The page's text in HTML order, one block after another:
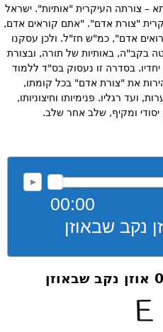
– צורתה העיקרית "אותיות". ישראל
"צורת אדם". "אתם קוראים אדם,
אדם", כמ"ש חז"ל. ולכן עסקנו
בקב"ה, באותיות של תורה, ובצורת
בסדרה זו נעסוק בס"ד ללמוד
את "צורת אדם" בכל קומתו,
ועד רגליו. פנימיותו וחיצוניותו,
יסודי ומקיף, שלב אחר שלב.
00:00